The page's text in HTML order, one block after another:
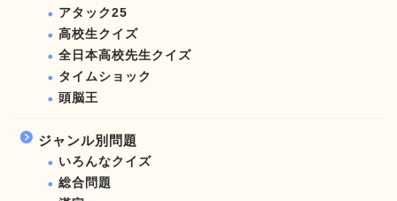
アタック25
高校生クイズ
全日本高校先生クイズ
タイムショック
頭脳王
ジャンル別問題
いろんなクイズ
総合問題